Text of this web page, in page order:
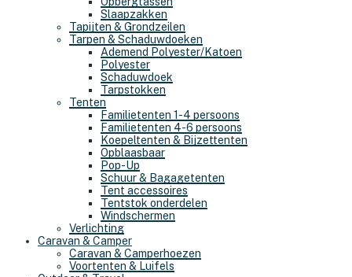
Slaapzakken
Tapijten & Grondzeilen
Tarpen & Schaduwdoeken
Ademend Polyester/Katoen
Polyester
Schaduwdoek
Tarpstokken
Tenten
Familietenten 1-4 persoons
Familietenten 4-6 persoons
Koepeltenten & Bijzettenten
Opblaasbaar
Pop-Up
Schuur & Bagagetenten
Tent accessoires
Tentstok onderdelen
Windschermen
Verlichting
Caravan & Camper
Caravan & Camperhoezen
Voortenten & Luifels